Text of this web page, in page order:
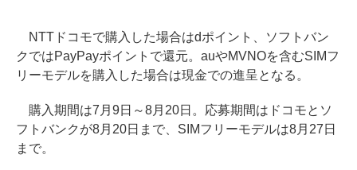
NTTドコモで購入した場合はdポイント、ソフトバン
クではPayPayポイントで還元。auやMVNOを含むSIMフ
リーモデルを購入した場合は現金での進呈となる。
購入期間は7月9日～8月20日。応募期間はドコモとソ
フトバンクが8月20日まで、SIMフリーモデルは8月27日
まで。